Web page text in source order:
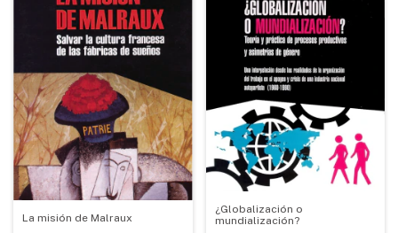
La misión de Malraux
¿Globalización o
mundialización?